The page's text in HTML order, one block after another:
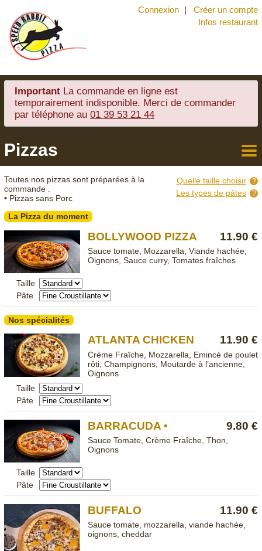
Connexion
Créer un compte
Infos restaurant
Important La commande en ligne est
temporairement indisponible. Merci de commander
par téléphone au 01 39 53 21 44
Pizzas
carte
Quelle taille choisir
Les types de pâtes
Toutes nos pizzas sont préparées à la
commande .
• Pizzas sans Porc
La Pizza du moment
11.90 €
BOLLYWOOD PIZZA
Sauce tomate, Mozzarella, Viande hachée,
Oignons, Sauce curry, Tomates fraîches
Taille
Pâte
Nos spécialités
11.90 €
ATLANTA CHICKEN
Crème Fraîche, Mozzarella, Emincé de poulet
rôti, Champignons, Moutarde à l’ancienne,
Oignons
Taille
Pâte
9.80 €
BARRACUDA •
Sauce Tomate, Crème Fraîche, Thon,
Oignons
Taille
Pâte
11.90 €
BUFFALO
Sauce tomate, mozzarella, viande hachée,
oignons, cheddar